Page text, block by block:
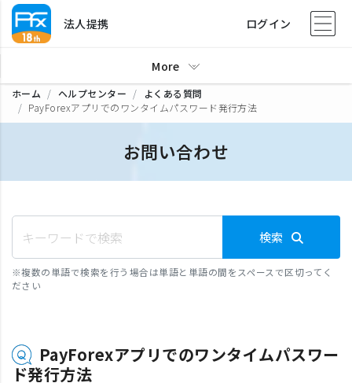
法人提携 ログイン
More
ホーム ヘルプセンター
よくある質問
PayForexアプリでのワンタイムパスワード発行方法
お問い合わせ
検索
※複数の単語で検索を行う場合は単語と単語の間をスペースで区切ってく
ださい
PayForexアプリでのワンタイムパスワー
ド発行方法